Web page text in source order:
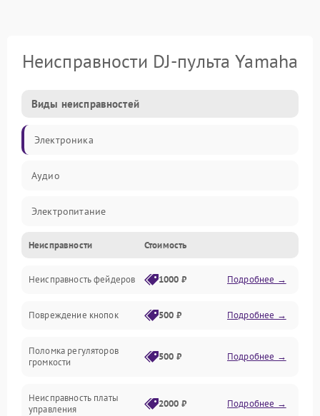
Неисправности DJ-пульта Yamaha
Виды неисправностей
Электроника
Аудио
Электропитание
Управление
Интерфейсы
Механические повреждения
Механика
Неисправности Стоимость
Неисправность фейдеров 1000 ₽ Подробнее →
Повреждение кнопок 500 ₽ Подробнее →
Поломка регуляторов
громкости
500 ₽ Подробнее →
Неисправность платы
управления
2000 ₽ Подробнее →